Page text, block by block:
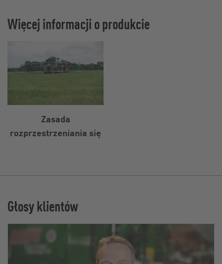
Więcej informacji o produkcie
Zasada
rozprzestrzeniania się
Głosy klientów